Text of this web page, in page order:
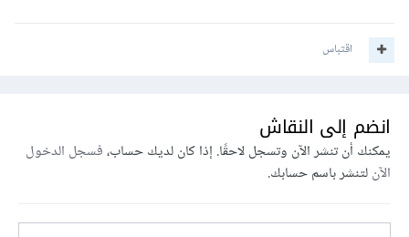
اقتباس
انضم إلى النقاش
يمكنك أن تنشر الآن وتسجل لاحقًا. إذا كان لديك حساب،فسجل الدخول
الآنلتنشر باسم حسابك.